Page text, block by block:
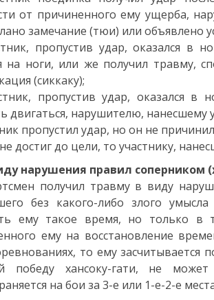
от причиненного ему ущерба,
замечание (тюи) или объявлено
пропустив удар, оказался в
на ноги, или же получил травму,
(сиккаку);
пропустив удар, оказался
двигаться, нарушителю, нанесшему
пропустил удар, но он не
достиг до цели, то участнику,
нарушения правил соперником
получил травму в виду
без какого-либо злого
ему такое время, но только в
ему на восстановление
то ему
победу хансоку-гати, не
на бои за 3-е или 1-е-2-е